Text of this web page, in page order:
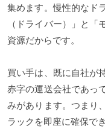
集めます。慢性的なド
（ドライバー）」と
資源だからです。
買い手は、既に自社が
赤字の運送会社であっ
みがあります。つまり
ラックを即座に確保で